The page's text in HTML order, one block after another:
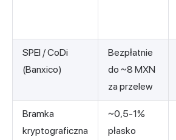
SPEI / CoDi
(Banxico)
Bezpłatnie
do ~8 MXN
za przelew
Bramka
kryptograficzna
~0,5-1%
płasko